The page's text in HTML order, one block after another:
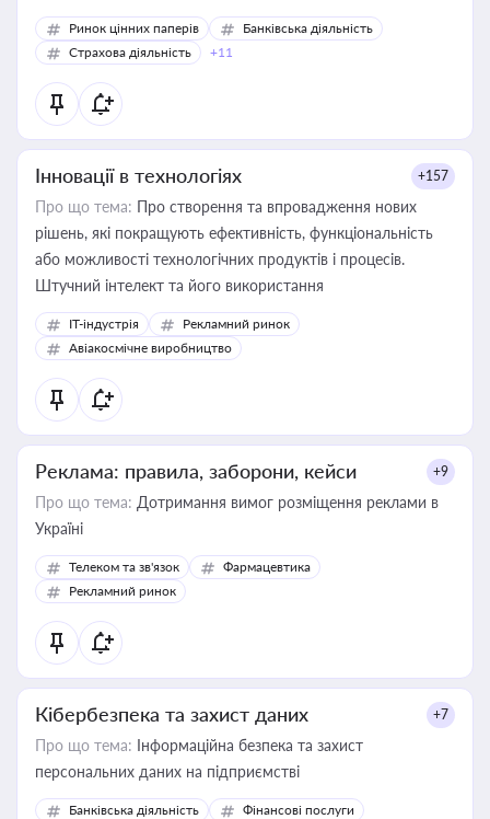
Ринок цінних паперів
Банківська діяльність
Страхова діяльність
+11
Інновації в технологіях +157
Про що тема: Про створення та впровадження нових
рішень, які покращують ефективність, функціональність
або можливості технологічних продуктів і процесів.
Штучний інтелект та його використання
IT-індустрія
Рекламний ринок
Авіакосмічне виробництво
Реклама: правила, заборони, кейси +9
Про що тема: Дотримання вимог розміщення реклами в
Україні
Телеком та зв'язок
Фармацевтика
Рекламний ринок
Кібербезпека та захист даних +7
Про що тема: Інформаційна безпека та захист
персональних даних на підприємстві
Банківська діяльність
Фінансові послуги